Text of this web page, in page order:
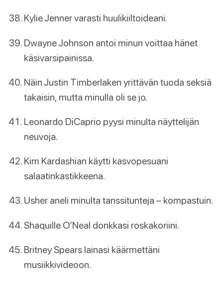
Kylie Jenner varasti huulikiiltoideani.
Dwayne Johnson antoi minun voittaa hänet
käsivarsipainissa.
Näin Justin Timberlaken yrittävän tuoda seksiä
takaisin, mutta minulla oli se jo.
Leonardo DiCaprio pyysi minulta näyttelijän
neuvoja.
Kim Kardashian käytti kasvopesuani
salaatinkastikkeena.
Usher aneli minulta tanssitunteja – kompastuin.
Shaquille O’Neal donkkasi roskakoriini.
Britney Spears lainasi käärmettäni
musiikkivideoon.